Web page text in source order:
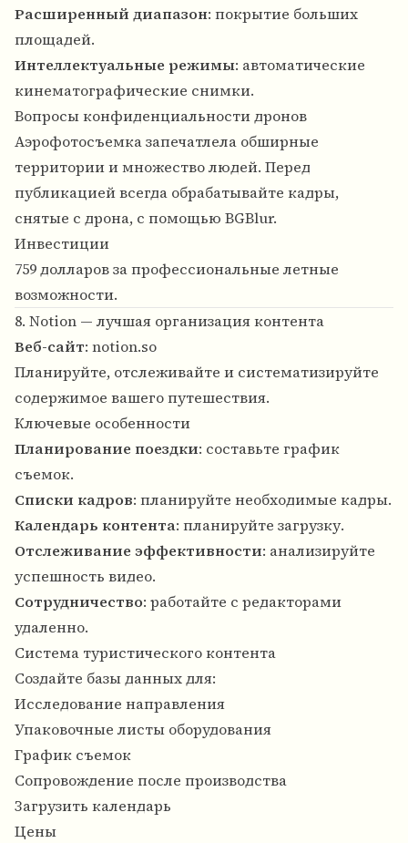
Расширенный диапазон: покрытие больших
площадей.
Интеллектуальные режимы: автоматические
кинематографические снимки.
Вопросы конфиденциальности дронов
Аэрофотосъемка запечатлела обширные
территории и множество людей. Перед
публикацией всегда обрабатывайте кадры,
снятые с дрона, с помощью BGBlur.
Инвестиции
759 долларов за профессиональные летные
возможности.
8. Notion — лучшая организация контента
Веб-сайт: notion.so
Планируйте, отслеживайте и систематизируйте
содержимое вашего путешествия.
Ключевые особенности
Планирование поездки: составьте график
съемок.
Списки кадров: планируйте необходимые кадры.
Календарь контента: планируйте загрузку.
Отслеживание эффективности: анализируйте
успешность видео.
Сотрудничество: работайте с редакторами
удаленно.
Система туристического контента
Создайте базы данных для:
Исследование направления
Упаковочные листы оборудования
График съемок
Сопровождение после производства
Загрузить календарь
Цены